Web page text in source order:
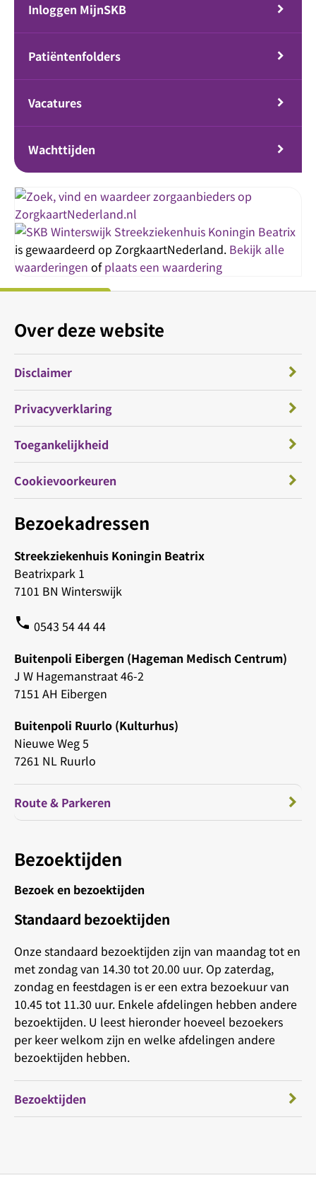
Inloggen MijnSKB
Patiëntenfolders
Vacatures
Wachttijden
Streekziekenhuis Koningin Beatrix
is gewaardeerd op ZorgkaartNederland. Bekijk alle
waarderingen ofplaats een waardering
Bezoekadressen
Streekziekenhuis Koningin Beatrix
Beatrixpark 1
7101 BN Winterswijk
phone 0543 54 44 44
Buitenpoli Eibergen (Hageman Medisch Centrum)
J W Hagemanstraat 46-2
7151 AH Eibergen
Buitenpoli Ruurlo (Kulturhus)
Nieuwe Weg 5
7261 NL Ruurlo
Route & Parkeren
Bezoektijden
Bezoek en bezoektijden
Standaard bezoektijden
Onze standaard bezoektijden zijn van maandag tot en
met zondag van 14.30 tot 20.00 uur. Op zaterdag,
zondag en feestdagen is er een extra bezoekuur van
10.45 tot 11.30 uur. Enkele afdelingen hebben andere
bezoektijden. U leest hieronder hoeveel bezoekers
per keer welkom zijn en welke afdelingen andere
bezoektijden hebben.
Bezoektijden
Over deze website
Disclaimer
Privacyverklaring
Toegankelijkheid
Cookievoorkeuren